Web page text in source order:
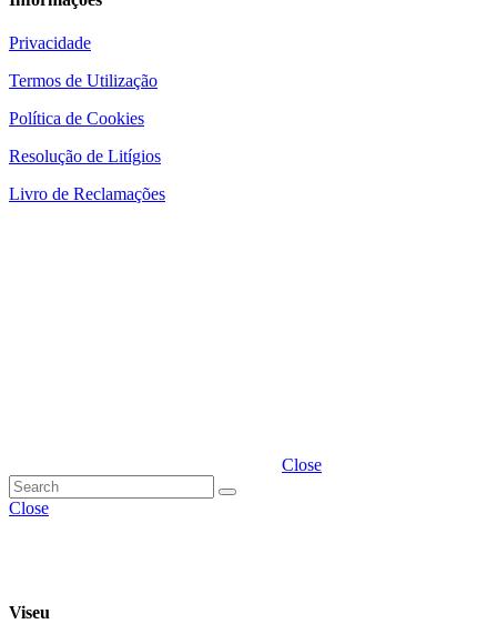
Privacidade
Termos de Utilização
Política de Cookies
Resolução de Litígios
Livro de Reclamações
Close
Close
Viseu